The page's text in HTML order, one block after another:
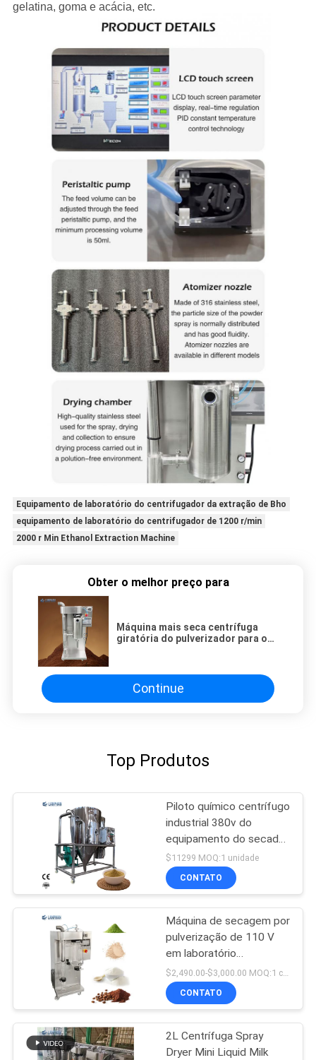
gelatina, goma e acácia, etc.
Equipamento de laboratório do centrifugador da extração de Bho
equipamento de laboratório do centrifugador de 1200 r/min
2000 r Min Ethanol Extraction Machine
Obter o melhor preço para
Máquina mais seca centrífuga
giratória do pulverizador para o
Continue
Top Produtos
Piloto químico centrífugo
industrial 380v do
equipamento do secador
de pulverizador 10L
$11299 MOQ:1 unidade
CONTATO
Máquina de secagem por
pulverização de 110 V
em laboratório
Atomizador Leite em pó
2000 ml/h
$2,490.00-$3,000.00 MOQ:1 conjunto
CONTATO
2L Centrífuga Spray
Dryer Mini Liquid Milk